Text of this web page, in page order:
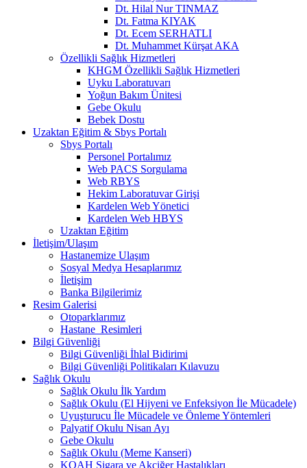
Dt. Hilal Nur TINMAZ
Dt. Fatma KIYAK
Dt. Ecem SERHATLI
Dt. Muhammet Kürşat AKA
Özellikli Sağlık Hizmetleri
KHGM Özellikli Sağlık Hizmetleri
Uyku Laboratuvarı
Yoğun Bakım Ünitesi
Gebe Okulu
Bebek Dostu
Uzaktan Eğitim & Sbys Portalı
Sbys Portalı
Personel Portalımız
Web PACS Sorgulama
Web RBYS
Hekim Laboratuvar Girişi
Kardelen Web Yönetici
Kardelen Web HBYS
Uzaktan Eğitim
İletişim/Ulaşım
Hastanemize Ulaşım
Sosyal Medya Hesaplarımız
İletişim
Banka Bilgilerimiz
Resim Galerisi
Otoparklarımız
Hastane_Resimleri
Bilgi Güvenliği
Bilgi Güvenliği İhlal Bidirimi
Bilgi Güvenliği Politikaları Kılavuzu
Sağlık Okulu
Sağlık Okulu İlk Yardım
Sağlık Okulu (El Hijyeni ve Enfeksiyon İle Mücadele)
Uyuşturucu İle Mücadele ve Önleme Yöntemleri
Palyatif Okulu Nisan Ayı
Gebe Okulu
Sağlık Okulu (Meme Kanseri)
KOAH Sigara ve Akciğer Hastalıkları